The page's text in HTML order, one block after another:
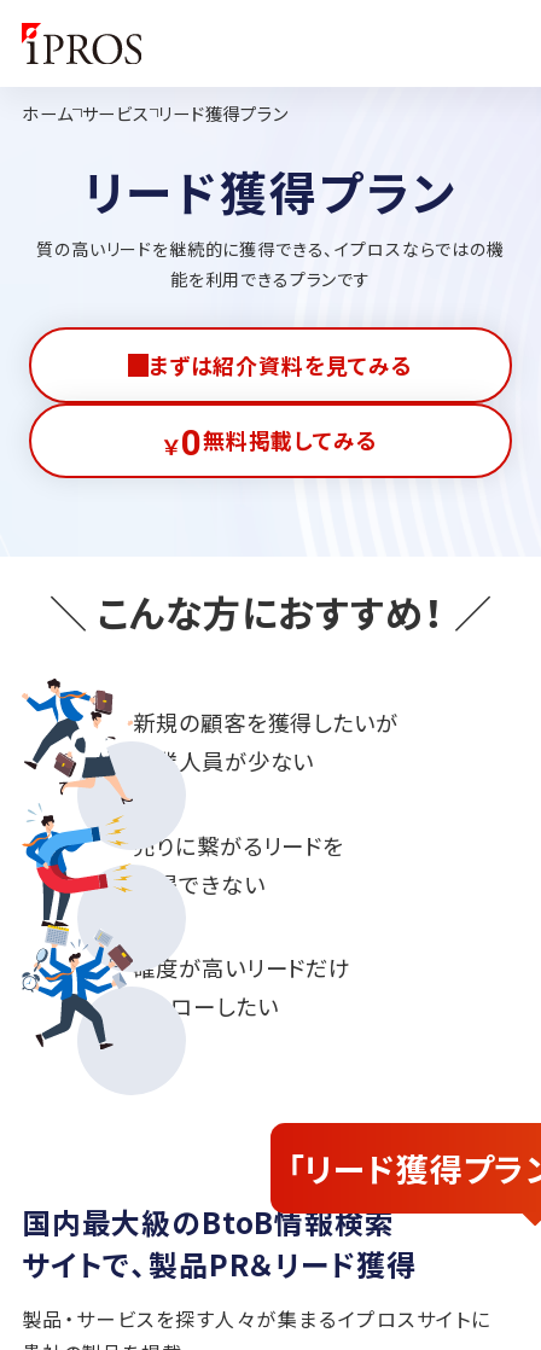
ホーム サービス リード獲得プラン
リード獲得プラン
質の高いリードを継続的に獲得できる、イプロスならではの機
能を利用できるプランです
まずは紹介資料を見てみる
￥0無料掲載してみる
＼ こんな方におすすめ！ ／
新規の顧客を獲得したいが
営業人員が少ない
売りに繋がるリードを
獲得できない
確度が高いリードだけ
フォローしたい
「リード獲得プラ
国内最大級のBtoB情報検索
サイトで、製品PR＆リード獲得
製品・サービスを探す人々が集まるイプロスサイトに